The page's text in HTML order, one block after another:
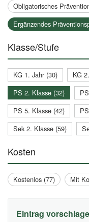
Obligatorisches
Ergänzendes
Klasse/Stufe
KG 1. Jahr (30) KG
PS 2. Klasse (32)
PS 5. Klasse (42)
Sek 2. Klasse (59)
Kosten
Kostenlos (77) Mit
Eintrag